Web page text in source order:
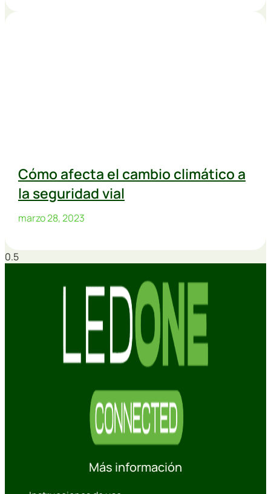
Cómo afecta el cambio climático a
la seguridad vial
marzo 28, 2023
Más información